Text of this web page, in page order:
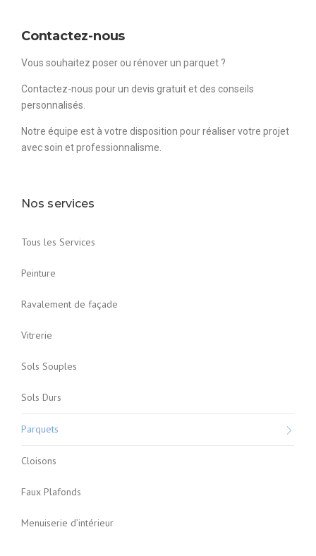
Contactez-nous
Vous souhaitez poser ou rénover un parquet ?
Contactez-nous pour un devis gratuit et des conseils
personnalisés.
Notre équipe est à votre disposition pour réaliser votre projet
avec soin et professionnalisme.
Nos services
Tous les Services
Peinture
Ravalement de façade
Vitrerie
Sols Souples
Sols Durs
Parquets
Cloisons
Faux Plafonds
Menuiserie d’intérieur